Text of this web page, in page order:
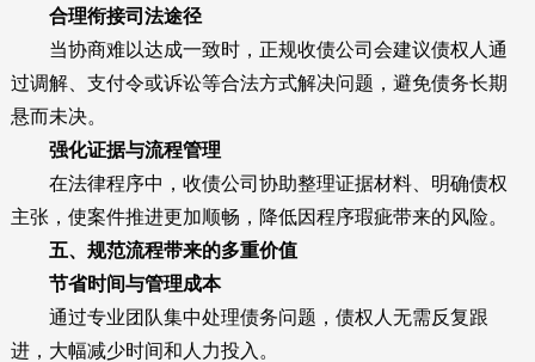
合理衔接司法途径
当协商难以达成一致时，正规收债公司会建议债权人通
过调解、支付令或诉讼等合法方式解决问题，避免债务长期
悬而未决。
强化证据与流程管理
在法律程序中，收债公司协助整理证据材料、明确债权
主张，使案件推进更加顺畅，降低因程序瑕疵带来的风险。
五、规范流程带来的多重价值
节省时间与管理成本
通过专业团队集中处理债务问题，债权人无需反复跟
进，大幅减少时间和人力投入。